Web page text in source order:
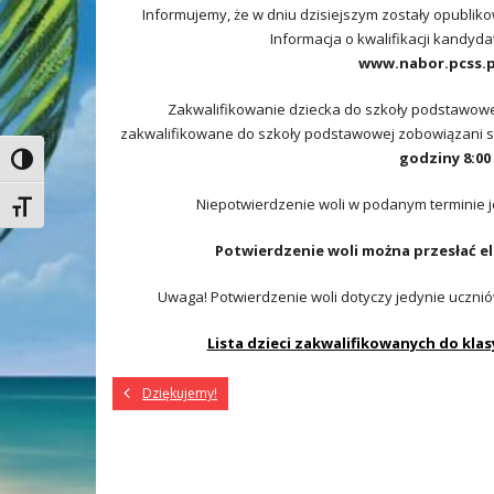
Toggle High Contrast
Toggle Font size
Informujemy, że w dniu dzisiejszym zostały
Informacja o kwalifikacji
Zakwalifikowanie dziecka do szkoły
zakwalifikowane do szkoły podstawowej zobowiązani
godziny 8:00
Niepotwierdzenie woli w podanym terminie
Potwierdzenie woli można przesłać
Uwaga! Potwierdzenie woli dotyczy jedynie
Lista dzieci zakwalifikowanych do
Dziękujemy!